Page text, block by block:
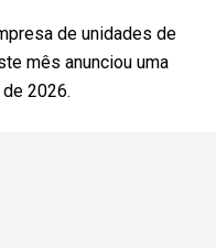
de unidades de
mês anunciou uma
2026.